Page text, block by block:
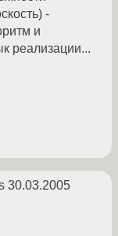
-
и
реализации...
30.03.2005